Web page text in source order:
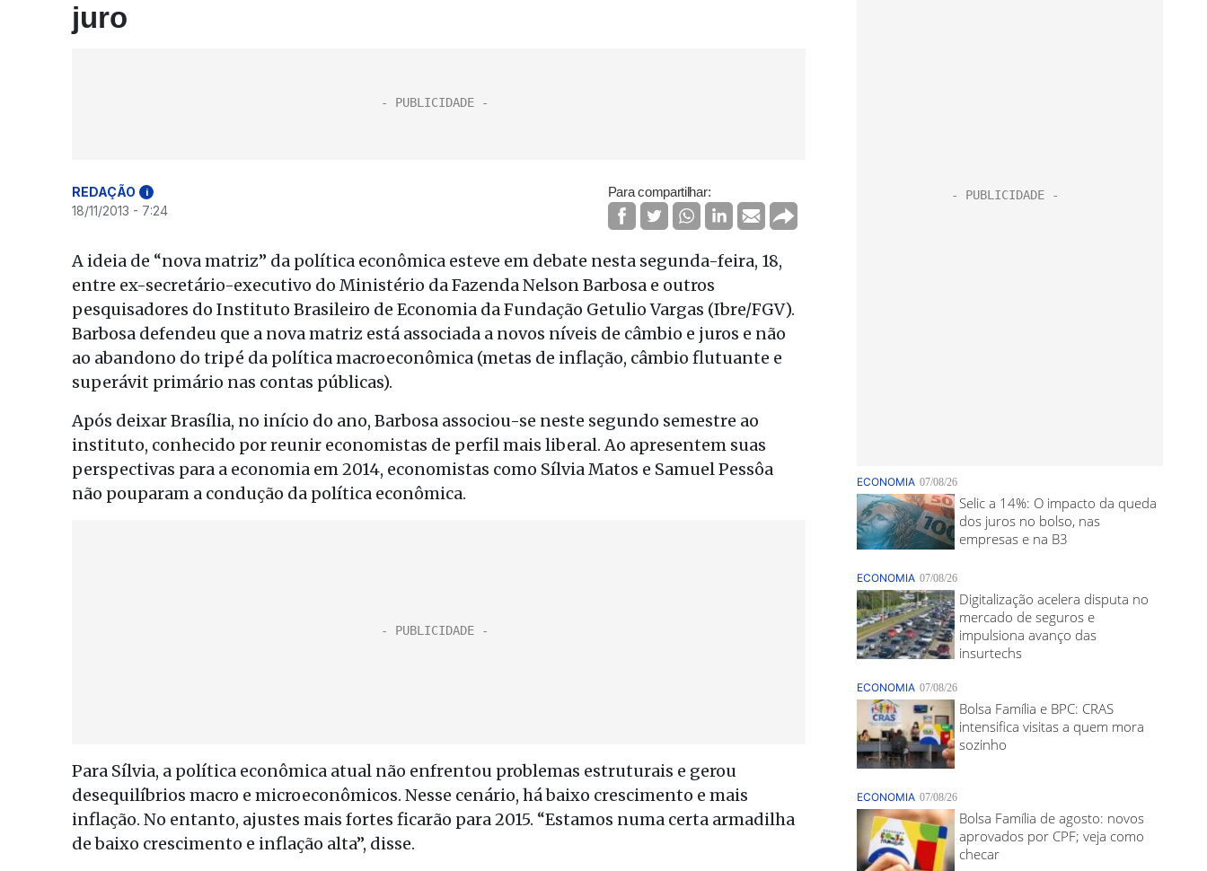
juro
REDAÇÃO i
18/11/2013 - 7:24
Para compartilhar:
A ideia de “nova matriz” da política econômica esteve em debate nesta segunda-feira, 18,
entre ex-secretário-executivo do Ministério da Fazenda Nelson Barbosa e outros
pesquisadores do Instituto Brasileiro de Economia da Fundação Getulio Vargas (Ibre/FGV).
Barbosa defendeu que a nova matriz está associada a novos níveis de câmbio e juros e não
ao abandono do tripé da política macroeconômica (metas de inflação, câmbio flutuante e
superávit primário nas contas públicas).
Após deixar Brasília, no início do ano, Barbosa associou-se neste segundo semestre ao
instituto, conhecido por reunir economistas de perfil mais liberal. Ao apresentem suas
perspectivas para a economia em 2014, economistas como Sílvia Matos e Samuel Pessôa
não pouparam a condução da política econômica.
Para Sílvia, a política econômica atual não enfrentou problemas estruturais e gerou
desequilíbrios macro e microeconômicos. Nesse cenário, há baixo crescimento e mais
inflação. No entanto, ajustes mais fortes ficarão para 2015. “Estamos numa certa armadilha
de baixo crescimento e inflação alta”, disse.